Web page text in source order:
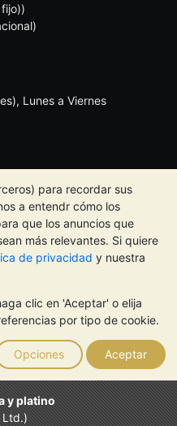
para recordar sus
a entendr cómo los
que los anuncios que
más relevantes. Si quiere
de privacidad y nuestra
clic en 'Aceptar' o elija
por tipo de cookie.
Opciones Aceptar
y platino
Ltd.)
Lunes a Viernes
puede tanto bajar como
garantizan la evolución
en los sitios web de
constituye
Debería buscar
si poseer metales
de Galmarley Limited,